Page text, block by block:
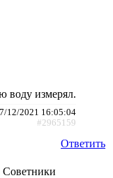
воду измерял.
12/2021 16:05:04
#2965159
Ответить